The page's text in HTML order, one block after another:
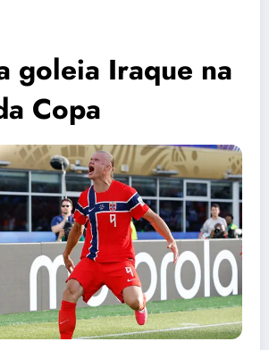
goleia Iraque na
Copa